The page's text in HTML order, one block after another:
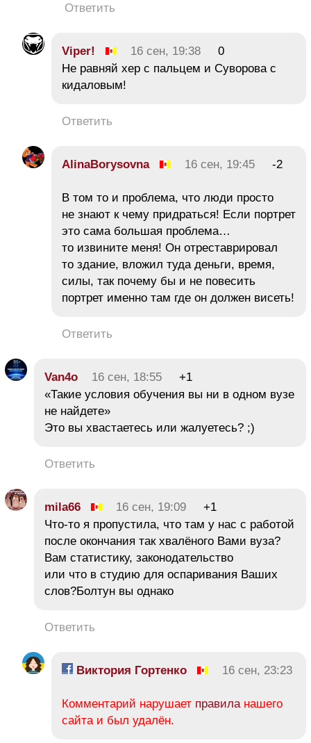
Ответить
Viper! 16 сен, 19:38
0
Не равняй хер с пальцем и Суворова с
кидаловым!
Ответить
AlinaBorysovna 16 сен, 19:45 -2
В том то и проблема, что люди просто
не знают к чему придраться! Если портрет
это сама большая проблема…
то извините меня! Он отреставрировал
то здание, вложил туда деньги, время,
силы, так почему бы и не повесить
портрет именно там где он должен висеть!
Ответить
Van4o 16 сен, 18:55
+1
«Такие условия обучения вы ни в одном вузе
не найдете»
Это вы хвастаетесь или жалуетесь? ;)
Ответить
mila66 16 сен, 19:09
+1
Что-то я пропустила, что там у нас с работой
после окончания так хвалёного Вами вуза?
Вам статистику, законодательство
или что в студию для оспаривания Ваших
слов?Болтун вы однако
Ответить
Виктория Гортенко 16 сен, 23:23
Комментарий нарушает правила нашего
сайта и был удалён.